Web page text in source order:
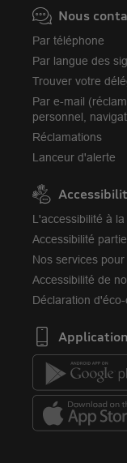
Nous
Par téléphone
Par langue des
Trouver votre
Par e-mail
personnel,
Réclamations
Lanceur d'alerte
L'accessibilité à la
Accessibilité
Nos services
Accessibilité de
Déclaration